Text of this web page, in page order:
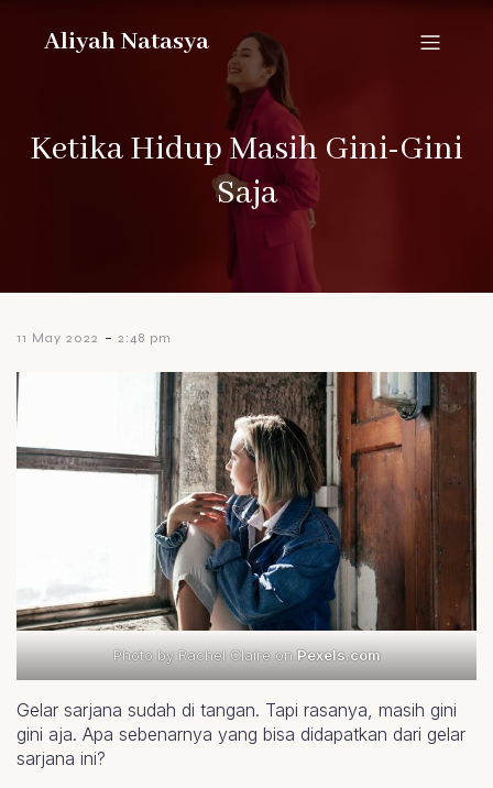
Aliyah Natasya
Ketika Hidup Masih Gini-Gini
Saja
11 May 2022 - 2:48 pm
Photo by Rachel Claire on Pexels.com
Gelar sarjana sudah di tangan. Tapi rasanya, masih gini
gini aja. Apa sebenarnya yang bisa didapatkan dari gelar
sarjana ini?